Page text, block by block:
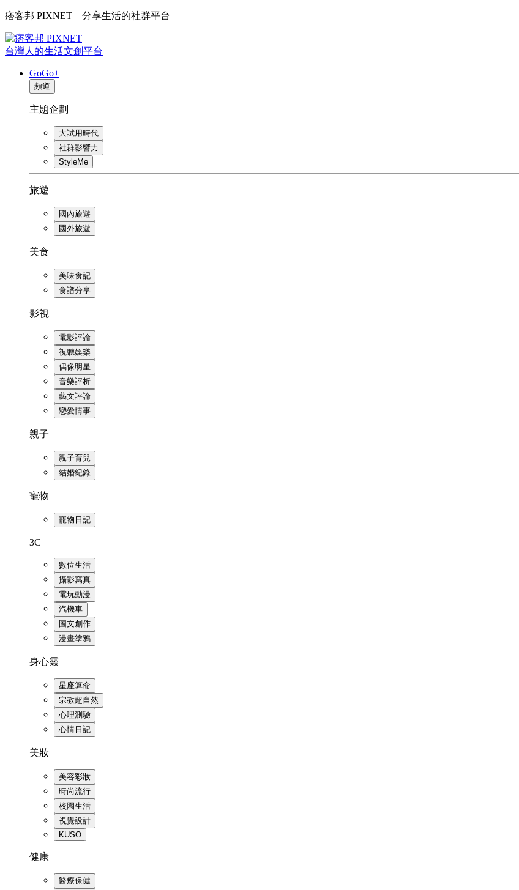
痞客邦 PIXNET – 分享生活的社群平台
台灣人的生活文創平台
GoGo+
頻道
主題企劃
大試用時代
社群影響力
StyleMe
旅遊
國內旅遊
國外旅遊
美食
美味食記
食譜分享
影視
電影評論
視聽娛樂
偶像明星
音樂評析
藝文評論
戀愛情事
親子
親子育兒
結婚紀錄
寵物
寵物日記
3C
數位生活
攝影寫真
電玩動漫
汽機車
圖文創作
漫畫塗鴉
身心靈
星座算命
宗教超自然
心理測驗
心情日記
美妝
美容彩妝
時尚流行
校園生活
視覺設計
KUSO
健康
醫療保健